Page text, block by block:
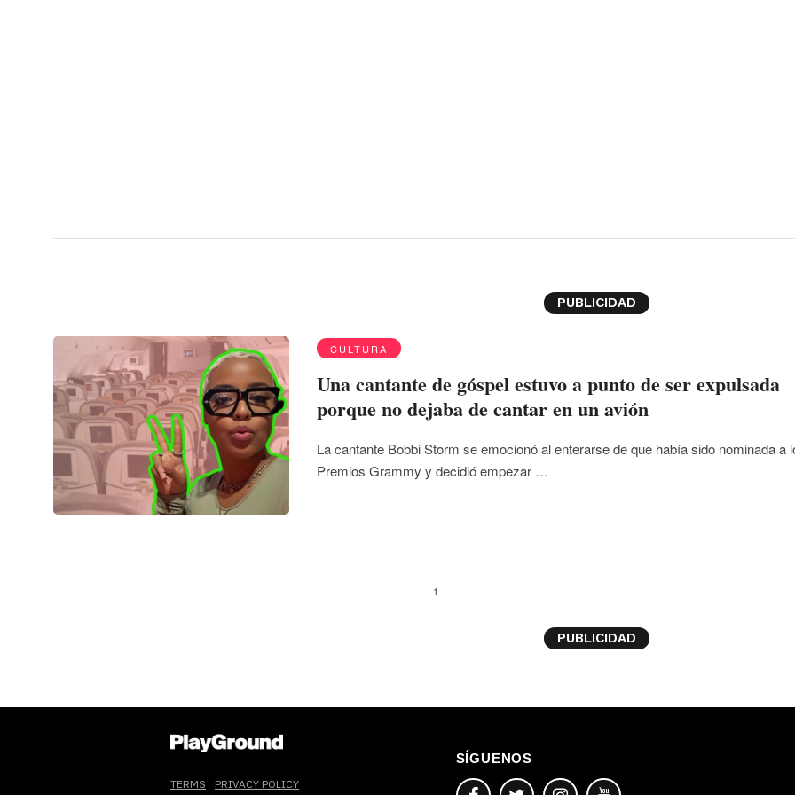
PUBLICIDAD
CULTURA
Una cantante de góspel estuvo a punto de ser expulsada
porque no dejaba de cantar en un avión
La cantante Bobbi Storm se emocionó al enterarse de que había sido nominada a
Premios Grammy y decidió empezar …
1
PUBLICIDAD
TERMS PRIVACY POLICY
SÍGUENOS